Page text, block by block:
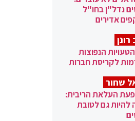
נדל"ן בחו"ל
אדירים
: 10 הטעויות הנפוצות
לקריסת חברות
שחור
העלאת הריבית:
להיות גם לטובת